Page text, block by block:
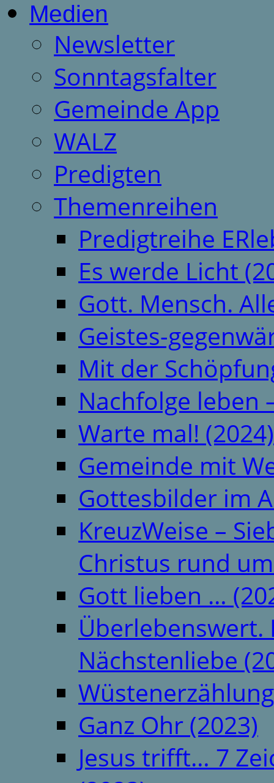
Medien
Newsletter
Sonntagsfalter
Gemeinde App
WALZ
Predigten
Themenreihen
Predigtreihe
Es werde Licht
Gott. Mensch.
Geistes-
Mit der
Nachfolge leben
Warte mal! (2024)
Gemeinde mit
Gottesbilder im
KreuzWeise –
Christus rund
Gott lieben …
Überlebenswert.
Nächstenliebe
Ganz Ohr (2023)
Jesus trifft… 7